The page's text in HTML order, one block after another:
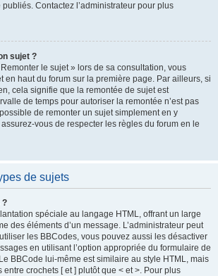
publiés. Contactez l’administrateur pour plus
sujet ?
le sujet » lors de sa consultation, vous
en haut du forum sur la première page. Par ailleurs, si
cela signifie que la remontée de sujet est
de temps pour autoriser la remontée n’est pas
de remonter un sujet simplement en y
vous de respecter les règles du forum en le
de sujets
?
spéciale au langage HTML, offrant un large
des éléments d’un message. L’administrateur peut
les BBCodes, vous pouvez aussi les désactiver
en utilisant l’option appropriée du formulaire de
BBCode lui-même est similaire au style HTML, mais
entre crochets [ et ] plutôt que < et >. Pour plus